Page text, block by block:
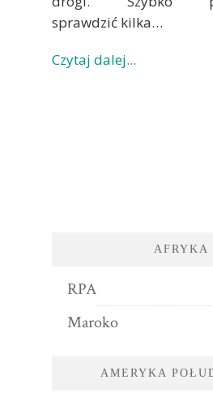
sprawdzić kilka…
Czytaj dalej...
AFRYKA
RPA
Maroko
AMERYKA